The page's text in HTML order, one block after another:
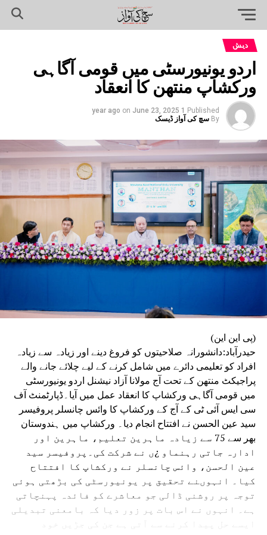
دیش
اردو یونیورسٹی میں قومی آگاہی
ورکشاپ منتھن کا انعقاد
Published
1 year ago
on June 23, 2025
By سچ کی آواز ڈیسک
(پی این این)
حیدرآباد:دانشورانہ صلاحیتوں کو فروغ دینے اور زیادہ سے زیادہ
افراد کو تعلیمی دائرے میں شامل کرنے کے لیے چلائے جانے والے
پراجیکٹ منتھن کے تحت آج مولانا آزاد نیشنل اردو یونیورسٹی
میں قومی آگاہی ورکشاپ کا انعقاد عمل میں آیا۔ڈپارٹمنٹ آف
سی ایس آئی ٹی کے آج کے ورکشاپ کا وائس چانسلر پروفیسر
سید عین الحسن نے افتتاح انجام دیا۔ ورکشاپ میں ہندوستان
بھر سے 75 سے زیادہ ماہرین تعلیم، ماہرین اور
ادارہ جاتی رہنماو ¿ں نے شرکت کی۔پروفیسر سید
عین الحسن، وائس چانسلر نے ورکشاپ کا افتتاح
کیا۔ انہوںنے تحقیق پر یونیورسٹی کی بڑھتی ہوئی
توجہ پر روشنی ڈالی جو معاشرے کو فائدہ پہنچاتی
ہے۔ انہوں نے اس بات پر زور دیا کہ بامعنی تبدیلی
ایسے حل پیدا کرنے سے آتی ہے جن کی جڑیں خود